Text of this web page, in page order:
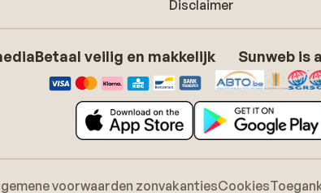
Disclaimer
Betaal veilig en makkelijk Sunweb is
voorwaarden zonvakantiesCookies